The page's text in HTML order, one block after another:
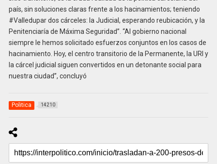
país, sin soluciones claras frente a los hacinamientos; teniendo
#Valledupar dos cárceles: la Judicial, esperando reubicación, y la
Penitenciaría de Máxima Seguridad”. “Al gobierno nacional
siempre le hemos solicitado esfuerzos conjuntos en los casos de
hacinamiento. Hoy, el centro transitorio de la Permanente, la URI y
la cárcel judicial siguen convertidos en un detonante social para
nuestra ciudad”, concluyó
Politica 14210